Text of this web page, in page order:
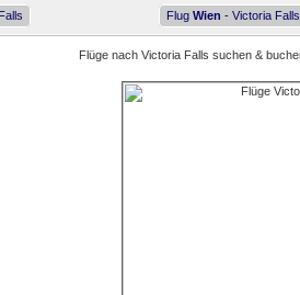
Flug Wien - Victoria Falls